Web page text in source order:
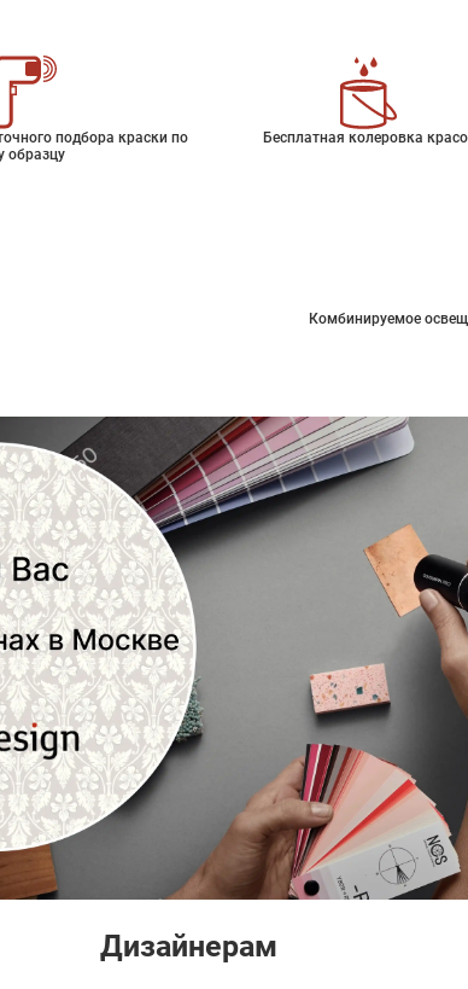
подбора краски по
образцу
Бесплатная колеровка
Комбинируемое
Дизайнерам